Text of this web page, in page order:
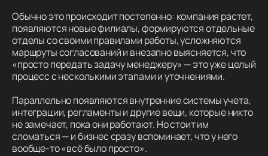
Обычно это происходит постепенно: компания растет,
появляются новые филиалы, формируются отдельные
отделы со своими правилами работы, усложняются
маршруты согласований и внезапно выясняется, что
«просто передать задачу менеджеру» — это уже целый
процесс с несколькими этапами и уточнениями.
Параллельно появляются внутренние системы учета,
интеграции, регламенты и другие вещи, которые никто
не замечает, пока они работают. Но стоит им
сломаться — и бизнес сразу вспоминает, что у него
вообще-то «всё было просто».